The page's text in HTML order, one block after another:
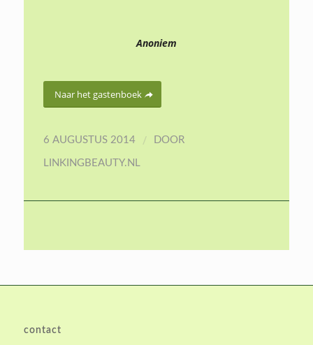
Anoniem
Naar het gastenboek
6 AUGUSTUS 2014 / DOOR
LINKINGBEAUTY.NL
contact